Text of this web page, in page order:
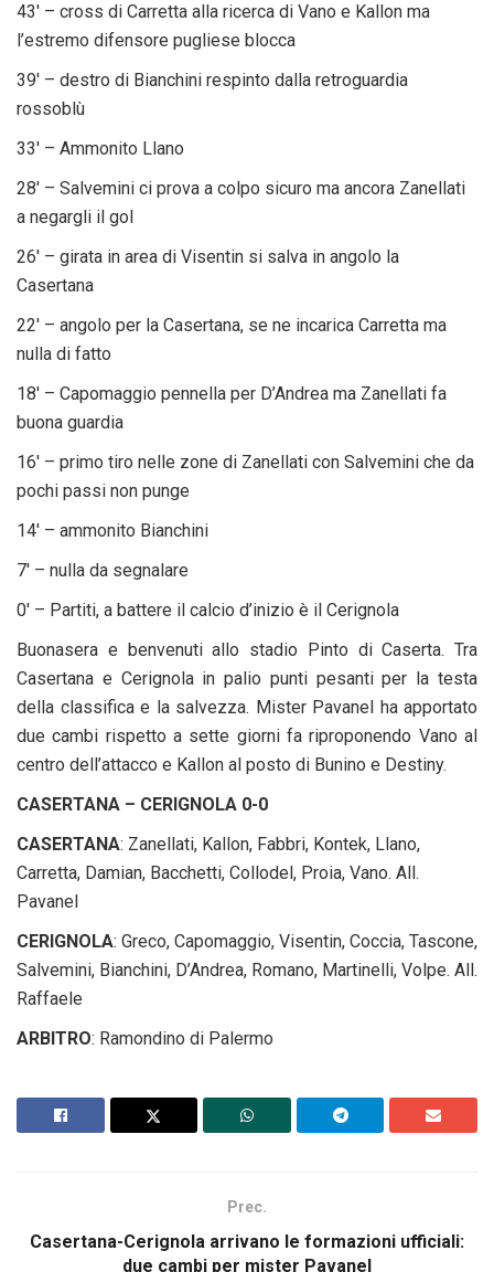
43′ – cross di Carretta alla ricerca di Vano e Kallon ma
l’estremo difensore pugliese blocca
39′ – destro di Bianchini respinto dalla retroguardia
rossoblù
33′ – Ammonito Llano
28′ – Salvemini ci prova a colpo sicuro ma ancora Zanellati
a negargli il gol
26′ – girata in area di Visentin si salva in angolo la
Casertana
22′ – angolo per la Casertana, se ne incarica Carretta ma
nulla di fatto
18′ – Capomaggio pennella per D’Andrea ma Zanellati fa
buona guardia
16′ – primo tiro nelle zone di Zanellati con Salvemini che da
pochi passi non punge
14′ – ammonito Bianchini
7′ – nulla da segnalare
0′ – Partiti, a battere il calcio d’inizio è il Cerignola
Buonasera e benvenuti allo stadio Pinto di Caserta. Tra
Casertana e Cerignola in palio punti pesanti per la testa
della classifica e la salvezza. Mister Pavanel ha apportato
due cambi rispetto a sette giorni fa riproponendo Vano al
centro dell’attacco e Kallon al posto di Bunino e Destiny.
CASERTANA – CERIGNOLA 0-0
CASERTANA: Zanellati, Kallon, Fabbri, Kontek, Llano,
Carretta, Damian, Bacchetti, Collodel, Proia, Vano. All.
Pavanel
CERIGNOLA: Greco, Capomaggio, Visentin, Coccia, Tascone,
Salvemini, Bianchini, D’Andrea, Romano, Martinelli, Volpe. All.
Raffaele
ARBITRO: Ramondino di Palermo
Prec.
Casertana-Cerignola arrivano le formazioni ufficiali:
due cambi per mister Pavanel